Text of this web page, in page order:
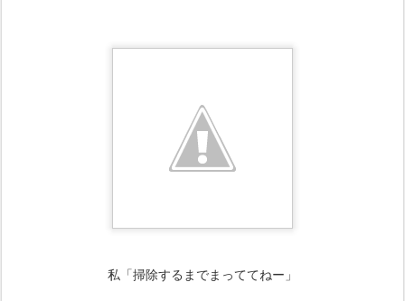
私「掃除するまでまっててねー」